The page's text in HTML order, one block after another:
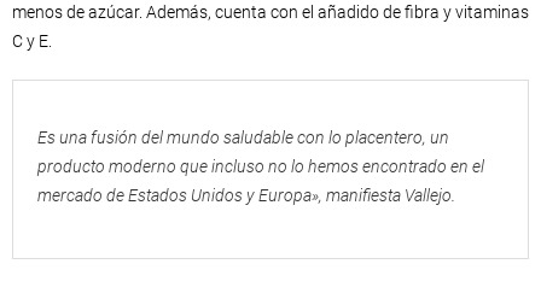
menos de azúcar. Además, cuenta con el añadido de fibra y vitaminas
C y E.
Es una fusión del mundo saludable con lo placentero, un
producto moderno que incluso no lo hemos encontrado en el
mercado de Estados Unidos y Europa», manifiesta Vallejo.